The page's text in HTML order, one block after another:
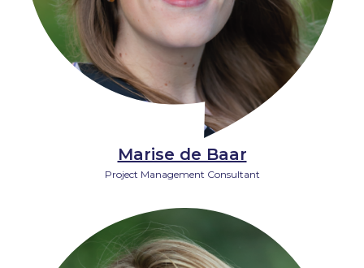
Marise de Baar
Project Management Consultant